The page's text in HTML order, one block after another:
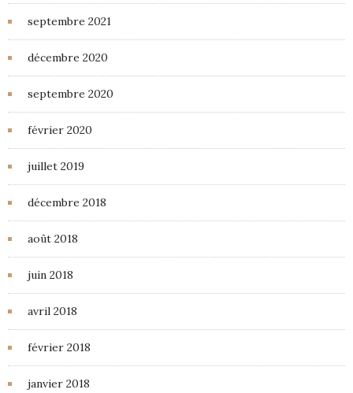
septembre 2021
décembre 2020
septembre 2020
février 2020
juillet 2019
décembre 2018
août 2018
juin 2018
avril 2018
février 2018
janvier 2018